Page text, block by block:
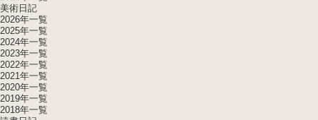
美術日記
2026年一覧
2025年一覧
2024年一覧
2023年一覧
2022年一覧
2021年一覧
2020年一覧
2019年一覧
2018年一覧